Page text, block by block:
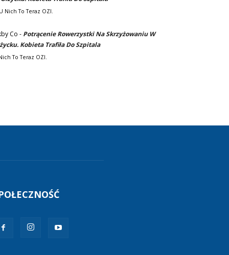
Nich To Teraz OZI.
Co - Potrącenie Rowerzystki Na Skrzyżowaniu W
Kobieta Trafiła Do Szpitala
To Teraz OZI.